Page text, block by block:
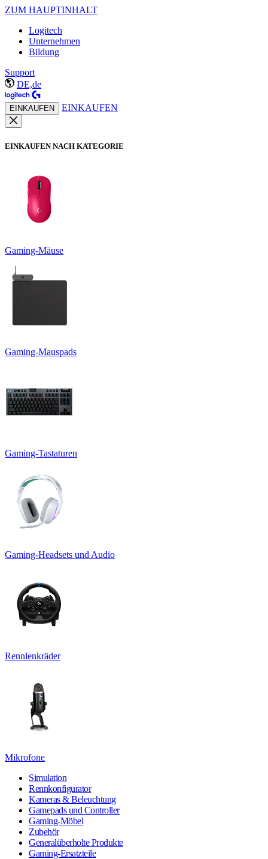
ZUM HAUPTINHALT
Logitech
Unternehmen
Bildung
Support
DE,de
EINKAUFEN EINKAUFEN
EINKAUFEN NACH KATEGORIE
Gaming-Mäuse
Gaming-Mauspads
Gaming-Tastaturen
Gaming-Headsets und Audio
Rennlenkräder
Mikrofone
Simulation
Rennkonfigurator
Kameras & Beleuchtung
Gamepads und Controller
Gaming-Möbel
Zubehör
Generalüberholte Produkte
Gaming-Ersatzteile